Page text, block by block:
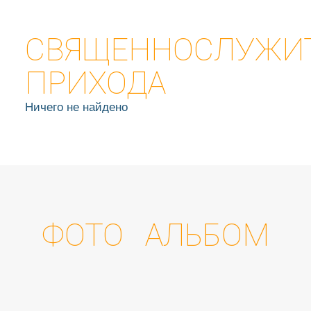
ПРИХОДА
Ничего не найдено
ФОТО АЛЬБОМ